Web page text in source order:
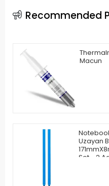
Recommended
Macun
Uzayan
Set - 2